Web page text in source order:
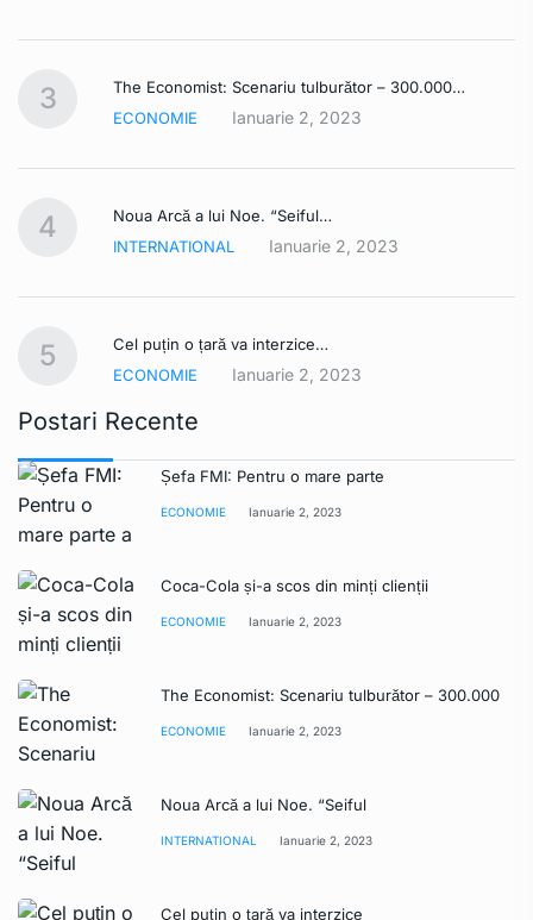
3
The Economist: Scenariu tulburător – 300.000…
ECONOMIE
Ianuarie 2, 2023
4
Noua Arcă a lui Noe. “Seiful…
INTERNATIONAL
Ianuarie 2, 2023
5
Cel puțin o țară va interzice…
ECONOMIE
Ianuarie 2, 2023
Postari Recente
Șefa FMI: Pentru o mare parte
ECONOMIE Ianuarie 2, 2023
Coca-Cola și-a scos din minți clienții
ECONOMIE Ianuarie 2, 2023
The Economist: Scenariu tulburător – 300.000
ECONOMIE Ianuarie 2, 2023
Noua Arcă a lui Noe. “Seiful
INTERNATIONAL Ianuarie 2, 2023
Cel puțin o țară va interzice